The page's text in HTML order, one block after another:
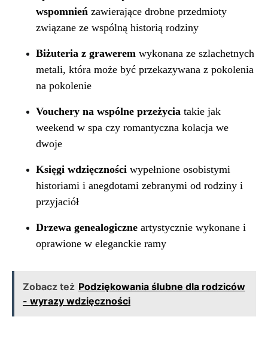
wspomnień zawierające drobne przedmioty
związane ze wspólną historią rodziny
Biżuteria z grawerem wykonana ze szlachetnych
metali, która może być przekazywana z pokolenia
na pokolenie
Vouchery na wspólne przeżycia takie jak
weekend w spa czy romantyczna kolacja we
dwoje
Księgi wdzięczności wypełnione osobistymi
historiami i anegdotami zebranymi od rodziny i
przyjaciół
Drzewa genealogiczne artystycznie wykonane i
oprawione w eleganckie ramy
Zobacz też Podziękowania ślubne dla rodziców
- wyrazy wdzięczności